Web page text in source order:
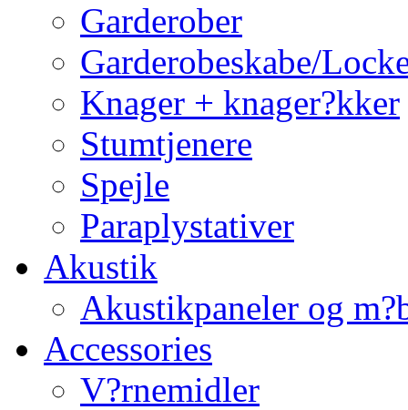
Garderober
Garderobeskabe/
Knager + knager?kker
Stumtjenere
Spejle
Paraplystativer
Akustik
Akustikpaneler og
Accessories
V?rnemidler